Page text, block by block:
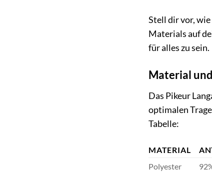
Stell dir vor,
Materials auf
für alles zu sein.
Material
Das Pikeur
optimalen
Tabelle:
MATERIAL
Polyester